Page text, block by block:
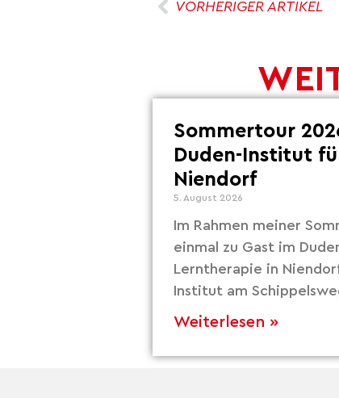
VORHERIGER ARTIKEL
Sommertour
Duden-Institut
Niendorf
5. August 2026
Im Rahmen meiner
einmal zu Gast im
Lerntherapie in
Institut am
Weiterlesen »